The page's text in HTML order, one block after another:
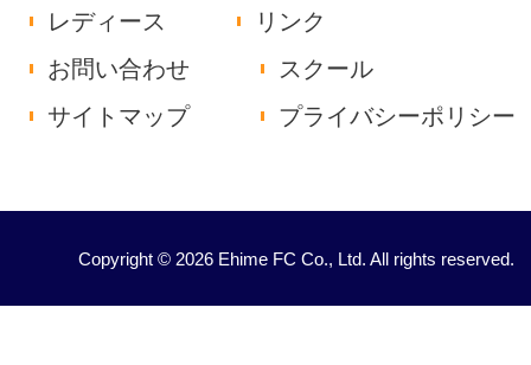
レディース
リンク
お問い合わせ
スクール
サイトマップ
プライバシーポリシー
Copyright © 2026 Ehime FC Co., Ltd. All rights reserved.